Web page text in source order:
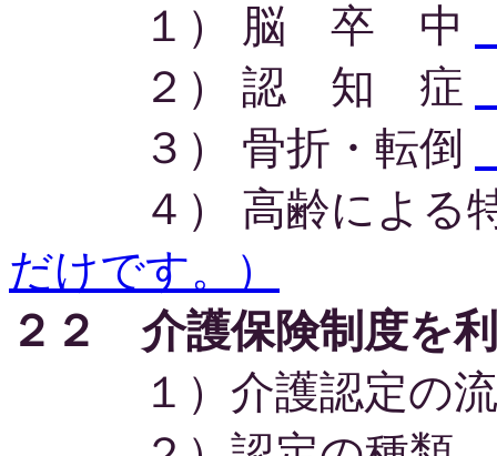
１） 脳 卒 中
２） 認 知 症
３） 骨折・転倒
４） 高齢による
だけです。）
２２ 介護保険制度を
１）介護認定の